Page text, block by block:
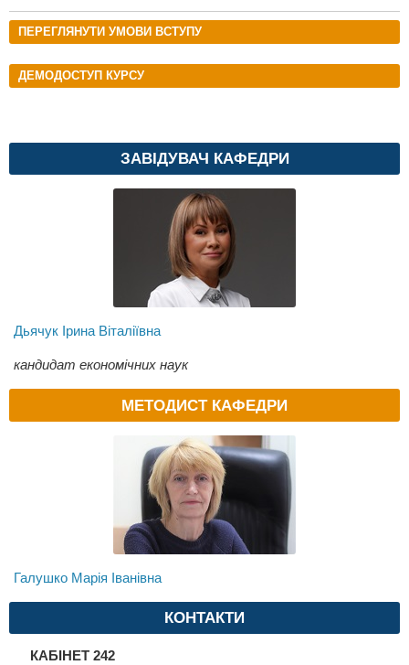
ПЕРЕГЛЯНУТИ УМОВИ ВСТУПУ
ДЕМОДОСТУП КУРСУ
ЗАВІДУВАЧ КАФЕДРИ
Дьячук Ірина Віталіївна
кандидат економічних наук
МЕТОДИСТ КАФЕДРИ
Галушко Марія Іванівна
КОНТАКТИ
КАБІНЕТ 242